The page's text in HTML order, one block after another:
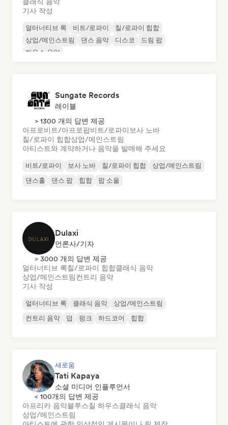
기사 작성
얼터너티브 록 비트/로파이
칠/로파이 힙합
상업/메인스트림
댄스 음악 디스코
드림 팝
하우스 음악
Sungate Records
레이블
> 1300 개의 답변 제공
아프로비트/아프로팝비트/로파이 보사 노바
칠/로파이 힙합상업/메인스트림
아티스트와 계약하거나 음악을 발매해 주세요
비트/로파이 보사 노바 칠/로파이 힙합
상업/메인스트림
댄스홀
댄스 팝 힙합 팝 소울
Dulaxi
언론사/기자
> 3000 개의 답변 제공
얼터너티브 록칠/로파이 힙합클래식 음악
상업/메인스트림컨트리 음악
기사 작성
얼터너티브 록 클래식 음악
상업/메인스트림
컨트리 음악
덥 펑크 하드코어 힙합
새로움
Tati Kapaya
소셜 미디어 인플루언서
< 100개의 답변 제공
아프리카 음악블루스칠 하우스클래식 음악
상업/메인스트림